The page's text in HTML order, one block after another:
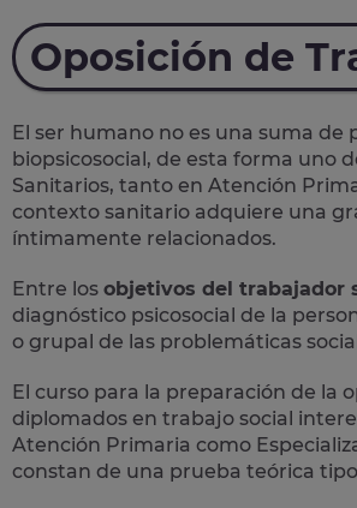
Oposición de
El ser humano no es una suma de
biopsicosocial, de esta forma uno
Sanitarios, tanto en Atención
contexto sanitario adquiere una
íntimamente relacionados.
Entre los objetivos del trabajador
diagnóstico psicosocial de la
o grupal de las problemáticas
El curso para la preparación de la
diplomados en trabajo social
Atención Primaria como
constan de una prueba teórica